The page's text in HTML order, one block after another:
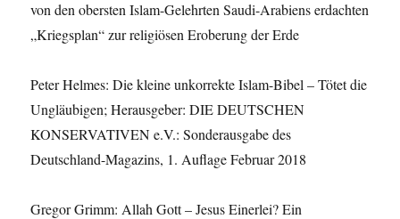
von den obersten Islam-Gelehrten Saudi-Arabiens erdachten
„Kriegsplan“ zur religiösen Eroberung der Erde
Peter Helmes: Die kleine unkorrekte Islam-Bibel – Tötet die
Ungläubigen; Herausgeber: DIE DEUTSCHEN
KONSERVATIVEN e.V.: Sonderausgabe des
Deutschland-Magazins, 1. Auflage Februar 2018
Gregor Grimm: Allah Gott – Jesus Einerlei? Ein